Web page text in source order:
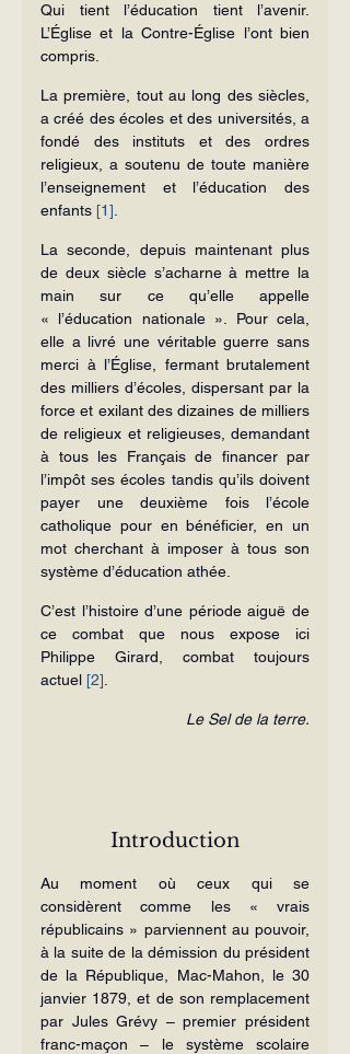
Qui tient l’éducation tient l’avenir.
L’Église et la Contre-Église l’ont bien
compris.
La première, tout au long des siècles,
a créé des écoles et des universités, a
fondé des instituts et des ordres
religieux, a soutenu de toute manière
l’enseignement et l’éducation des
enfants [1]
La seconde, depuis maintenant plus
de deux siècle s’acharne à mettre la
main sur ce qu’elle appelle
« l’éducation nationale ». Pour cela,
elle a livré une véritable guerre sans
merci à l’Église, fermant brutalement
des milliers d’écoles, dispersant par la
force et exilant des dizaines de milliers
de religieux et religieuses, demandant
à tous les Français de financer par
l’impôt ses écoles tandis qu’ils doivent
payer une deuxième fois l’école
catholique pour en bénéficier, en un
mot cherchant à imposer à tous son
système d’éducation athée.
C’est l’histoire d’une période aiguë de
ce combat que nous expose ici
Philippe Girard, combat toujours
actuel [2]
Le Sel de la terre.
Introduction
Au moment où ceux qui se
considèrent comme les « vrais
républicains » parviennent au pouvoir,
à la suite de la démission du président
de la République, Mac-Mahon, le 30
janvier 1879, et de son remplacement
par Jules Grévy – premier président
franc-maçon – le système scolaire